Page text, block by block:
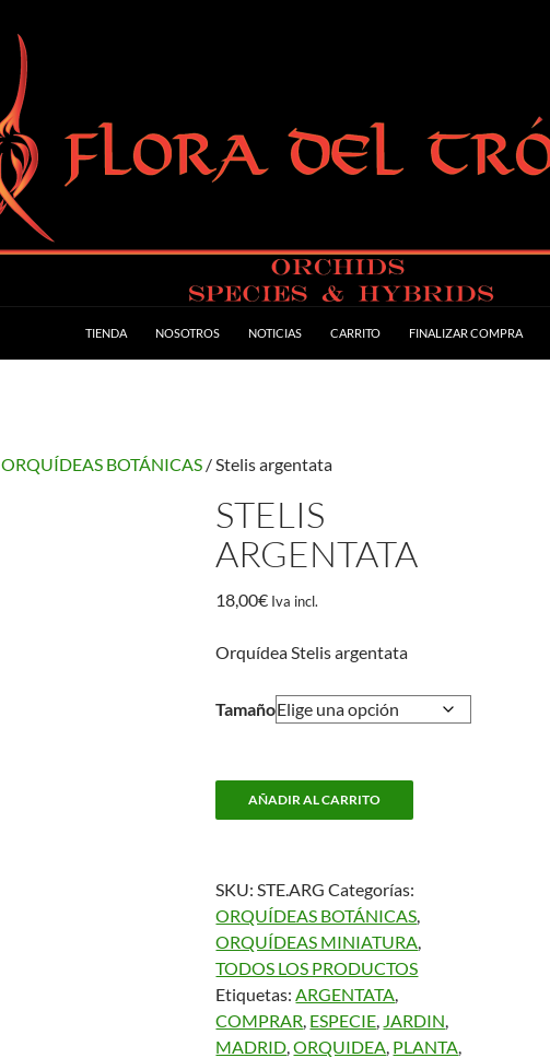
TIENDA NOSOTROS NOTICIAS CARRITO FINALIZAR COMPRA
ORQUÍDEAS BOTÁNICAS / Stelis argentata
STELIS
ARGENTATA
18,00€ Iva incl.
Orquídea Stelis argentata
Tamaño
Stelis
argentata
AÑADIR AL CARRITO
SKU:STE.ARG Categorías:
ORQUÍDEAS BOTÁNICAS,
ORQUÍDEAS MINIATURA,
TODOS LOS PRODUCTOS
Etiquetas:ARGENTATA,
COMPRAR, ESPECIE, JARDIN,
MADRID,ORQUIDEA, PLANTA,